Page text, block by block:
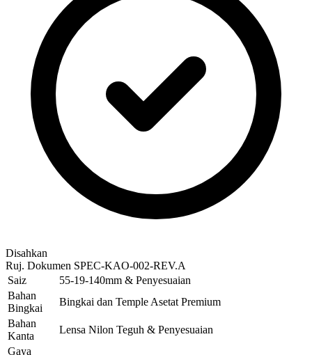
Disahkan
Ruj. Dokumen SPEC-KAO-002-REV.A
Saiz
55-19-140mm & Penyesuaian
Bahan
Bingkai
Bingkai dan Temple Asetat Premium
Bahan
Kanta
Lensa Nilon Teguh & Penyesuaian
Gaya